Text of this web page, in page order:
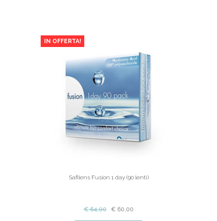
IN OFFERTA!
Safilens Fusion 1 day (90 lenti)
€64,00 € 60,00